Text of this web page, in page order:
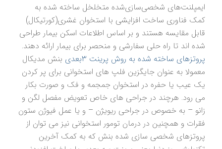
ایمپلنت‌های شخصی‌سازی‌شده متخلخل ساخته شده به
کمک فناوری ساخت افزایشی با استخوان غشری(کورتیکال)
قابل مقایسه هستند و بر اساس اطلاعات اسکن بیمار طراحی
شده اند تا راه حلی سفارشی و منحصر برای بیمار ارائه دهند.
پروتزهای ساخته شده به روش پرینت ۳بعدی
بنش مدیکال
معمولا به عنوان جایگزین فلپ های استخوانی برای پر کردن
یک عیب یا حفره در استخوان جمجمه و فک و صورت بکار
می رود. هرچند در جراحی های خاص تعویض مفصل لگن و
زانو – به خصوص در جراحی ریویژن – و یا عمل فیوژن ستون
فقرات و همچنین در درمان تومور استخوانی نیز می توان از
پروتزهای شخصی سازی شده بنش که به کمک آخرین